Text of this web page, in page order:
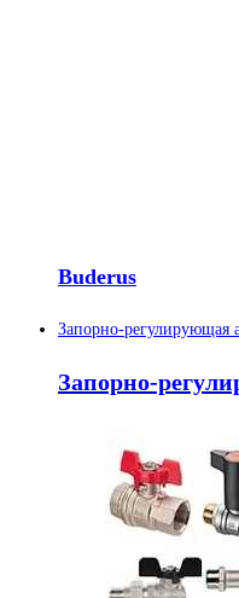
Buderus
Запорно-регулирующая
Запорно-